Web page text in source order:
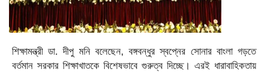
শিক্ষামন্ত্রী ডা. দীপু মনি বলেছেন, বঙ্গবন্ধুর স্বপ্নের সোনার বাংলা গড়তে
বর্তমান সরকার শিক্ষাখাতকে বিশেষভাবে গুরুত্ব দিচ্ছে। এরই ধারাবাহিকতায়